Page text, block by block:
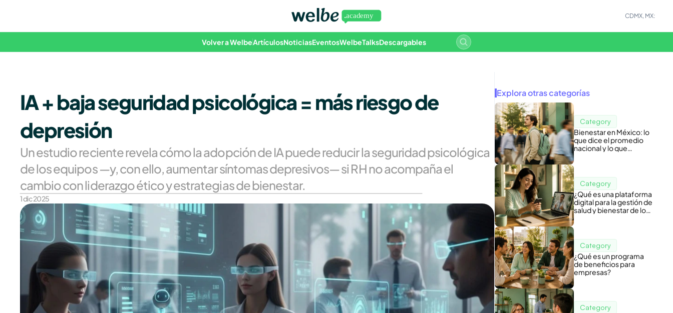
CDMX, MX:
Volver a WelbeArtículosNoticiasEventosWelbeTalksDescargables
IA + baja seguridad psicológica = más riesgo de
depresión
Un estudio reciente revela cómo la adopción de IA puede reducir la seguridad psicológica
de los equipos —y, con ello, aumentar síntomas depresivos— si RH no acompaña el
cambio con liderazgo ético y estrategias de bienestar.
1 dic 2025
Explora otras categorías
Category
Bienestar en México: lo
que dice el promedio
nacional y lo que
Category
¿Qué es una plataforma
digital para la gestión de
salud y bienestar de los
Category
¿Qué es un programa
de beneficios para
empresas?
Category